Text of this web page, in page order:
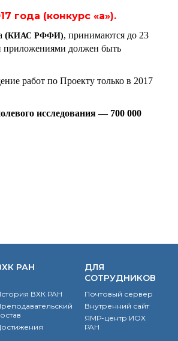
года (конкурс «а»).
(КИАС РФФИ), принимаются до 23
приложениями должен быть
работ по Проекту только в 2017
исследования — 700 000
РАН
ВХК РАН
ДЛЯ
СОТРУДНИКОВ
Почтовый сервер
Внутренний сайт
ЯМР-центр ИОХ
РАН